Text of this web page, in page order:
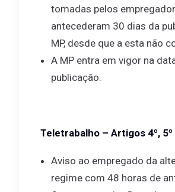
tomadas pelos
antecederam 30 dias da
MP, desde que a esta não
A MP entra em vigor na
publicação.
Teletrabalho – Artigos 4º, 5º
Aviso ao empregado da
regime com 48 horas de